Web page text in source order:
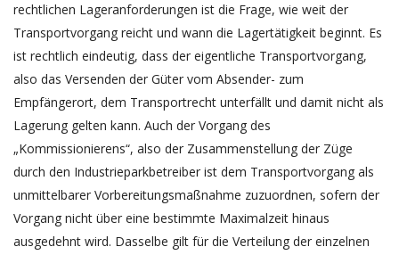
rechtlichen Lageranforderungen ist die Frage, wie weit der
Transportvorgang reicht und wann die Lagertätigkeit beginnt. Es
ist rechtlich eindeutig, dass der eigentliche Transportvorgang,
also das Versenden der Güter vom Absender- zum
Empfängerort, dem Transportrecht unterfällt und damit nicht als
Lagerung gelten kann. Auch der Vorgang des
„Kommissionierens“, also der Zusammenstellung der Züge
durch den Industrieparkbetreiber ist dem Transportvorgang als
unmittelbarer Vorbereitungsmaßnahme zuzuordnen, sofern der
Vorgang nicht über eine bestimmte Maximalzeit hinaus
ausgedehnt wird. Dasselbe gilt für die Verteilung der einzelnen